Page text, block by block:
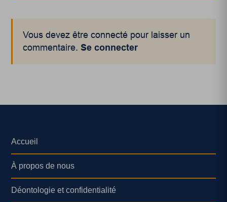
Vous devez être connecté pour laisser un
commentaire.Se connecter
Accueil
À propos de nous
Déontologie et confidentialité